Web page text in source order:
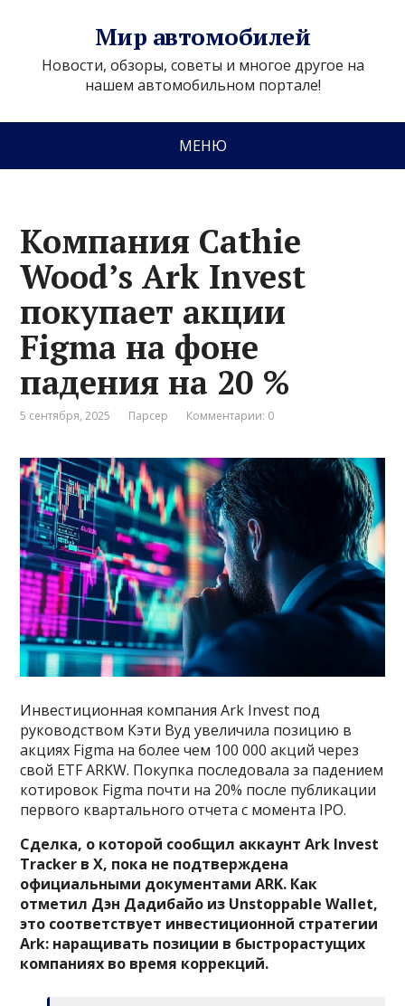
Мир автомобилей
Новости, обзоры, советы и многое другое на
нашем автомобильном портале!
МЕНЮ
Компания Cathie
Wood’s Ark Invest
покупает акции
Figma на фоне
падения на 20 %
5 сентября, 2025 Парсер Комментарии: 0
Инвестиционная компания Ark Invest под
руководством Кэти Вуд увеличила позицию в
акциях Figma на более чем 100 000 акций через
свой ETF ARKW. Покупка последовала за падением
котировок Figma почти на 20% после публикации
первого квартального отчета с момента IPO.
Сделка, о которой сообщил аккаунт Ark Invest
Tracker в X, пока не подтверждена
официальными документами ARK. Как
отметил Дэн Дадибайо из Unstoppable Wallet,
это соответствует инвестиционной стратегии
Ark: наращивать позиции в быстрорастущих
компаниях во время коррекций.